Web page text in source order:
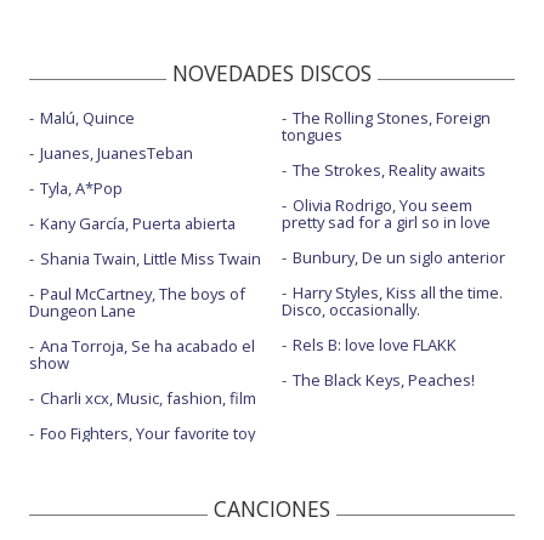
NOVEDADES DISCOS
Malú, Quince
Juanes, JuanesTeban
Tyla, A*Pop
Kany García, Puerta abierta
Shania Twain, Little Miss Twain
Paul McCartney, The boys of
Dungeon Lane
Ana Torroja, Se ha acabado el
show
Charli xcx, Music, fashion, film
Foo Fighters, Your favorite toy
The Rolling Stones, Foreign
tongues
The Strokes, Reality awaits
Olivia Rodrigo, You seem
pretty sad for a girl so in love
Bunbury, De un siglo anterior
Harry Styles, Kiss all the time.
Disco, occasionally.
Rels B: love love FLAKK
The Black Keys, Peaches!
CANCIONES